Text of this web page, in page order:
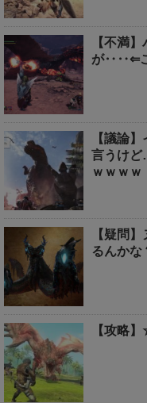
【不満
が‥‥⇐こ
【議論
言うけど
ｗｗｗｗ
【疑問
るんかな
【攻略